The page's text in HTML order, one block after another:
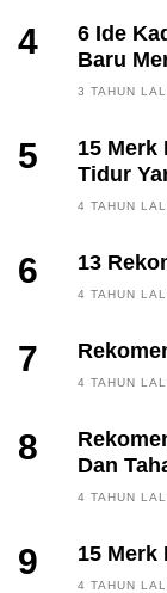
4
6 Ide
Baru
3 TAHUN
5
15 Merk
Tidur
4 TAHUN
6 13
4 TAHUN
7
4 TAHUN
8
Dan
4 TAHUN
9 15 Merk
4 TAHUN
FINANCE,